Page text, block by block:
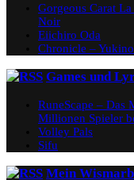
Gorgeous Carat
Noir
Eiichiro Oda
Chronicle –
Games und
RuneScape – Das
Millionen Spieler
Volley Pals
Sifu
Mein